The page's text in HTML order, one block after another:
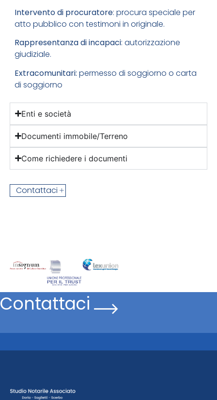
Intervento di procuratore: procura speciale per
atto pubblico con testimoni in originale.
Rappresentanza di incapaci: autorizzazione
giudiziale.
Extracomunitari: permesso di soggiorno o carta
di soggiorno
Enti e società
Documenti immobile/Terreno
Come richiedere i documenti
Contattaci
Contattaci